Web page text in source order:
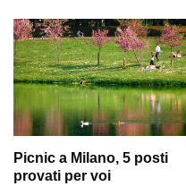
Picnic a Milano, 5 posti
provati per voi